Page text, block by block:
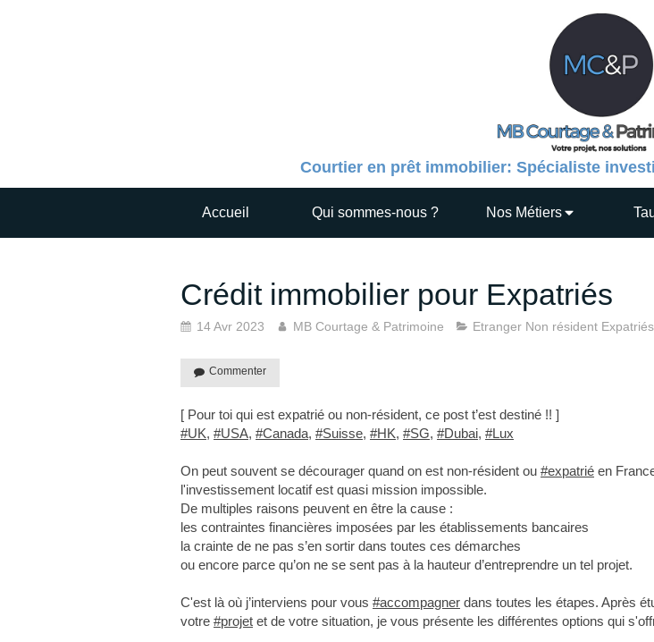
Courtier en prêt immobilier: Spécialiste
Accueil Qui sommes-nous ? Nos Métiers
Crédit immobilier pour Expatriés
14 Avr 2023 MB Courtage & Patrimoine Etranger Non résident Expatriés
Commenter
[ Pour toi qui est expatrié ou non-résident, ce post t’est destiné !! ]
#UK, #USA, #Canada, #Suisse, #HK, #SG, #Dubai, #Lux
On peut souvent se décourager quand on est non-résident ou #expatrié en
l'investissement locatif est quasi mission impossible.
De multiples raisons peuvent en être la cause :
les contraintes financières imposées par les établissements bancaires
la crainte de ne pas s’en sortir dans toutes ces démarches
ou encore parce qu’on ne se sent pas à la hauteur d’entreprendre un tel projet.
C'est là où j’interviens pour vous #accompagner dans toutes les étapes. Après
votre #projet et de votre situation, je vous présente les différentes options qui